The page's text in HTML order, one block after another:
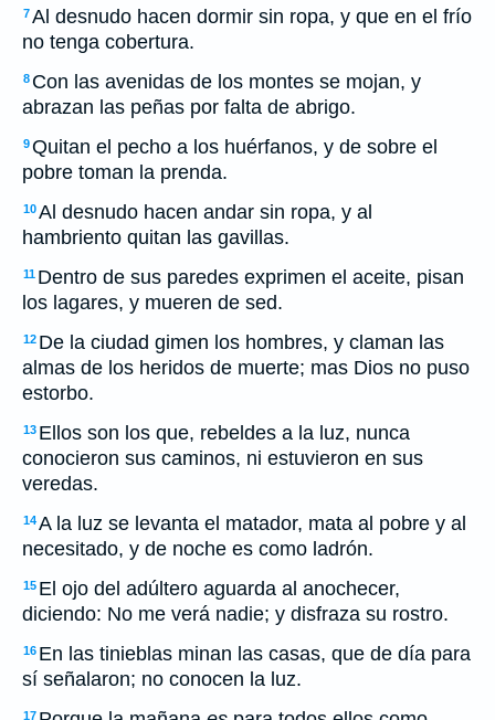
7Al desnudo hacen dormir sin ropa, y que en el frío
no tenga cobertura.
8 Con las avenidas de los montes se mojan, y
abrazan las peñas por falta de abrigo.
9Quitan el pecho a los huérfanos, y de sobre el
pobre toman la prenda.
10Al desnudo hacen andar sin ropa, y al
hambriento quitan las gavillas.
11 Dentro de sus paredes exprimen el aceite, pisan
los lagares, y mueren de sed.
12 De la ciudad gimen los hombres, y claman las
almas de los heridos de muerte; mas Dios no puso
estorbo.
13 Ellos son los que, rebeldes a la luz, nunca
conocieron sus caminos, ni estuvieron en sus
veredas.
14A la luz se levanta el matador, mata al pobre y al
necesitado, y de noche es como ladrón.
15 El ojo del adúltero aguarda al anochecer,
diciendo: No me verá nadie; y disfraza su rostro.
16 En las tinieblas minan las casas, que de día para
sí señalaron; no conocen la luz.
17